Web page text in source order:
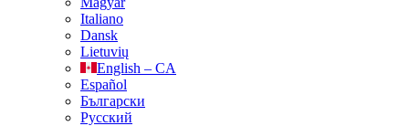
Italiano
Dansk
Lietuvių
English – CA
Español
Български
Русский